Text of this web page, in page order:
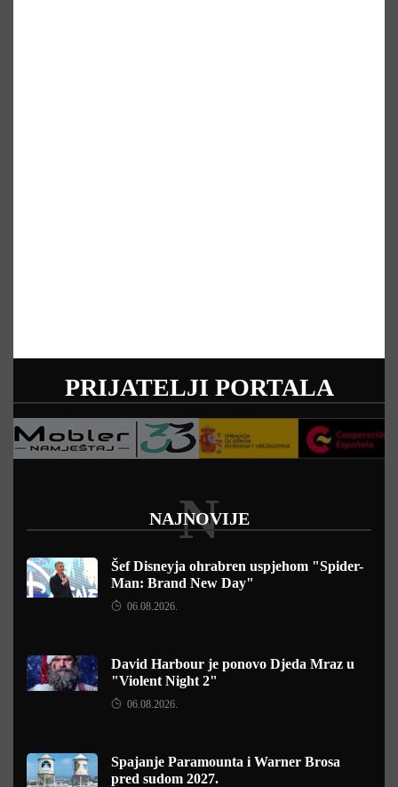
PRIJATELJI PORTALA
NAJNOVIJE
N
Šef Disneyja ohrabren uspjehom "Spider-
Man: Brand New Day"
06.08.2026.
David Harbour je ponovo Djeda Mraz u
"Violent Night 2"
06.08.2026.
Spajanje Paramounta i Warner Brosa
pred sudom 2027.